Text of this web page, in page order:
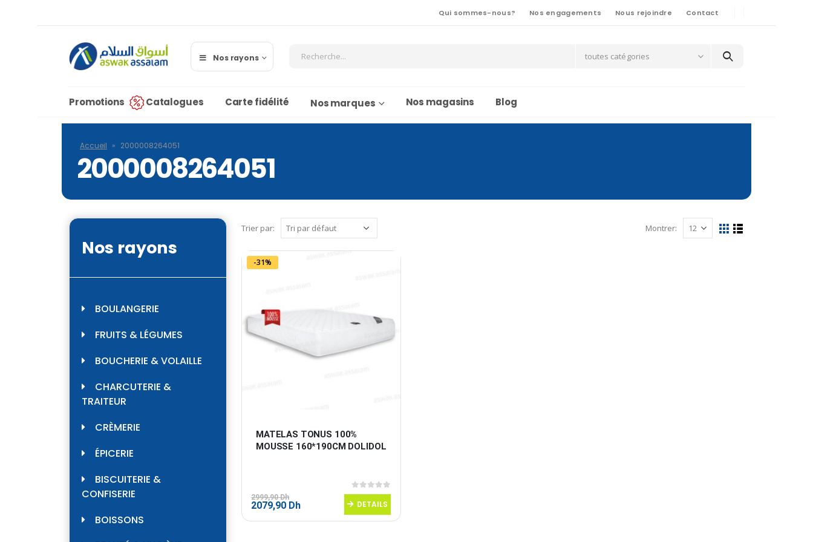
Qui sommes-nous? Nos engagements Nous rejoindre Contact
Nos rayons toutes catégories
Promotions Catalogues Carte fidélité Nos marques Nos magasins Blog
Accueil » 2000008264051
2000008264051
Trier par: Montrer:
-31%
MATELAS TONUS 100%
MOUSSE 160*190CM DOLIDOL
0sur 5
2999,90Dh
Le
initial
2079,90 DhLe
actuel
DETAILS
Nos rayons
BOULANGERIE
FRUITS & LÉGUMES
BOUCHERIE & VOLAILLE
CHARCUTERIE &
TRAITEUR
CRÈMERIE
ÉPICERIE
BISCUITERIE &
CONFISERIE
BOISSONS